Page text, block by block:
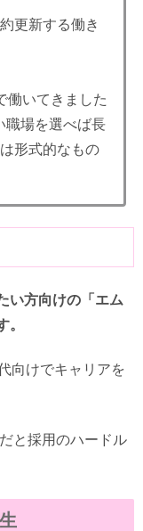
更新する働き
働いてきました
職場を選べば長
形式的なもの
い方向けの「エム
。
向けでキャリアを
と採用のハードル